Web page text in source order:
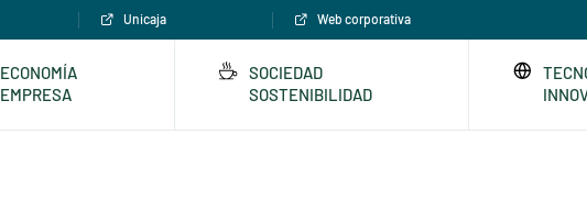
Unicaja Web corporativa
ECONOMÍA
EMPRESA
SOCIEDAD
SOSTENIBILIDAD